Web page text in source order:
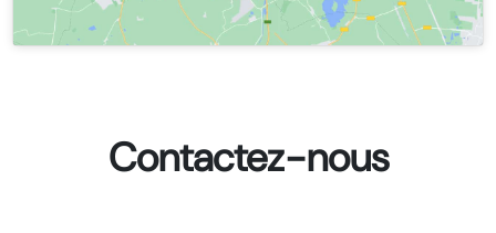
Contactez-nous